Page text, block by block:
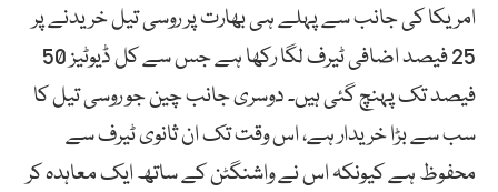
امریکا کی جانب سے پہلے ہی بھارت پر روسی تیل خریدنے پر
25 فیصد اضافی ٹیرف لگا رکھا ہے جس سے کل ڈیوٹیز 50
فیصد تک پہنچ گئی ہیں۔ دوسری جانب چین جو روسی تیل کا
سب سے بڑا خریدار ہے، اس وقت تک ان ثانوی ٹیرف سے
محفوظ ہے کیونکہ اس نے واشنگٹن کے ساتھ ایک معاہدہ کر